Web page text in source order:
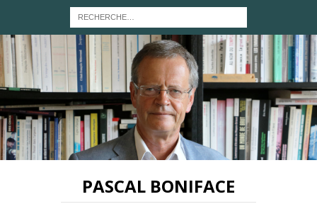
PASCAL BONIFACE